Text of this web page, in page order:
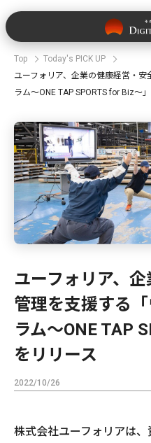
Top
Today's PICK UP
ユーフォリア、企業の健康経営・
ラム〜ONE TAP SPORTS for Biz〜
ユーフォリア、
管理を支援する
ラム〜ONE TAP
をリリース
2022/10/26
株式会社ユーフォリアは